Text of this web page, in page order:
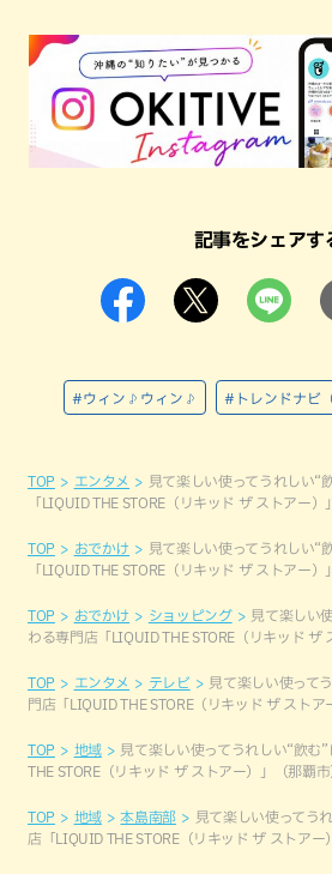
記事をシェアす
#ウィン♪ウィン♪ #トレンドナビ
TOP エンタメ
見て楽しい使ってうれしい“
「LIQUID THE STORE（リキッド ザ ストアー）
TOP おでかけ
見て楽しい使ってうれしい“
「LIQUID THE STORE（リキッド ザ ストアー）
TOP おでかけ ショッピング
見て楽しい
わる専門店「LIQUID THE STORE（リキッド ザ
TOP エンタメ テレビ
見て楽しい使って
門店「LIQUID THE STORE（リキッド ザ ストア
TOP 地域
見て楽しい使ってうれしい“飲む
THE STORE（リキッド ザ ストアー）」（那覇市
TOP 地域 本島南部
見て楽しい使ってう
店「LIQUID THE STORE（リキッド ザ ストアー